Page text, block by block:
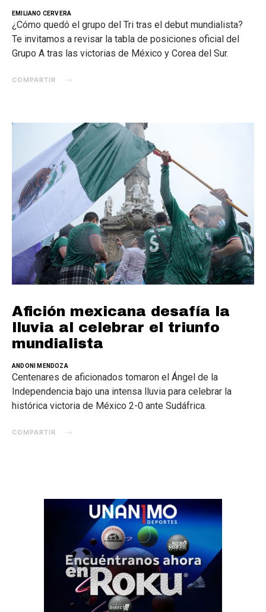
EMILIANO CERVERA
¿Cómo quedó el grupo del Tri tras el debut mundialista?
Te invitamos a revisar la tabla de posiciones oficial del
Grupo A tras las victorias de México y Corea del Sur.
COMPARTIR
Afición mexicana desafía la
lluvia al celebrar el triunfo
mundialista
ANDONI MENDOZA
Centenares de aficionados tomaron el Ángel de la
Independencia bajo una intensa lluvia para celebrar la
histórica victoria de México 2-0 ante Sudáfrica.
COMPARTIR